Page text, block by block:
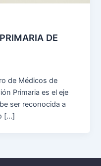
DE
de Médicos de
Primaria es el eje
ser reconocida a
[…]